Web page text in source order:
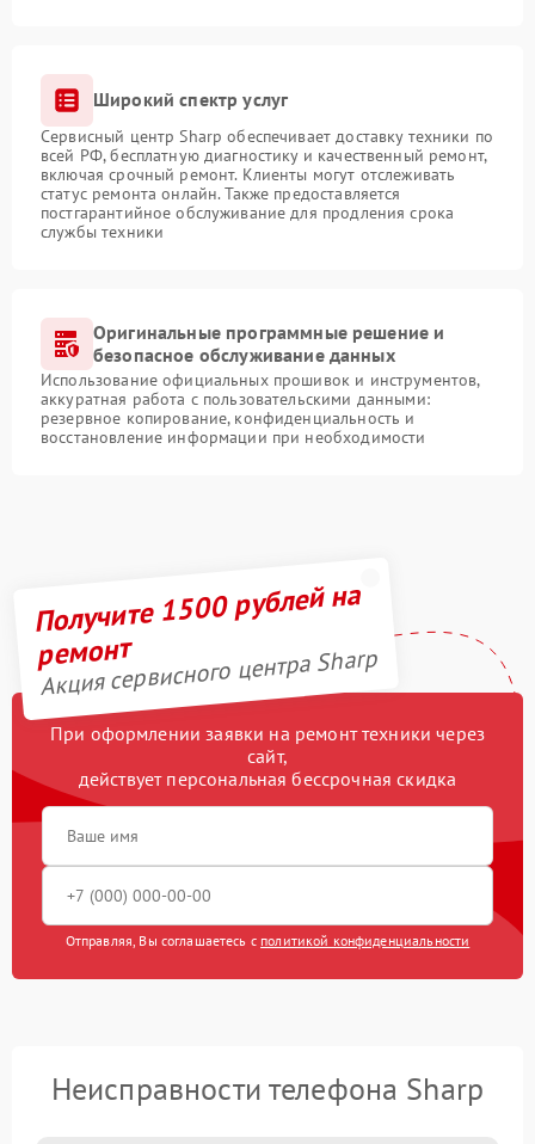
Широкий спектр услуг
Сервисный центр Sharp обеспечивает доставку техники по
всей РФ, бесплатную диагностику и качественный ремонт,
включая срочный ремонт. Клиенты могут отслеживать
статус ремонта онлайн. Также предоставляется
постгарантийное обслуживание для продления срока
службы техники
Оригинальные программные решение и
безопасное обслуживание данных
Использование официальных прошивок и инструментов,
аккуратная работа с пользовательскими данными:
резервное копирование, конфиденциальность и
восстановление информации при необходимости
Получите 1500 рублей на
ремонт
Акция сервисного центра Sharp
При оформлении заявки на ремонт техники через
сайт,
действует персональная бессрочная скидка
Отправляя, Вы соглашаетесь с политикой конфиденциальности
Неисправности телефона Sharp